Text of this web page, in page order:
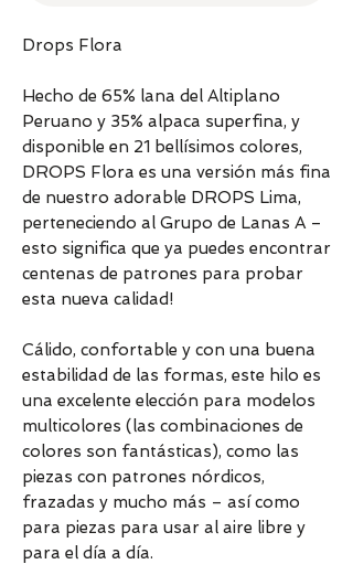
Drops Flora
Hecho de 65% lana del Altiplano
Peruano y 35% alpaca superfina, y
disponible en 21 bellísimos colores,
DROPS Flora es una versión más fina
de nuestro adorable DROPS Lima,
perteneciendo al Grupo de Lanas A –
esto significa que ya puedes encontrar
centenas de patrones para probar
esta nueva calidad!
Cálido, confortable y con una buena
estabilidad de las formas, este hilo es
una excelente elección para modelos
multicolores (las combinaciones de
colores son fantásticas), como las
piezas con patrones nórdicos,
frazadas y mucho más – así como
para piezas para usar al aire libre y
para el día a día.